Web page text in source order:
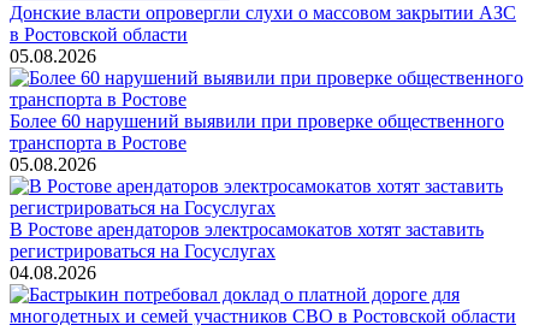
Донские власти опровергли слухи о массовом закрытии АЗС
в Ростовской области
05.08.2026
Более 60 нарушений выявили при проверке общественного
транспорта в Ростове
05.08.2026
В Ростове арендаторов электросамокатов хотят заставить
регистрироваться на Госуслугах
04.08.2026